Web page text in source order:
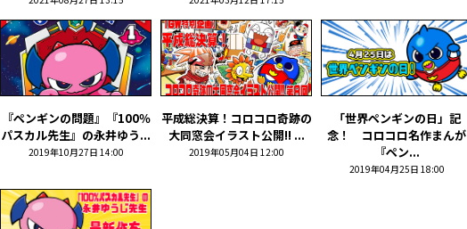
『ペンギンの問題』『100％
パスカル先生』の永井ゆう...
2019年10月27日 14:00
平成総決算！コロコロ奇跡の
大同窓会イラスト公開!! ...
2019年05月04日 12:00
「世界ペンギンの日」記
念！ コロコロ名作まんが
『ペン...
2019年04月25日 18:00